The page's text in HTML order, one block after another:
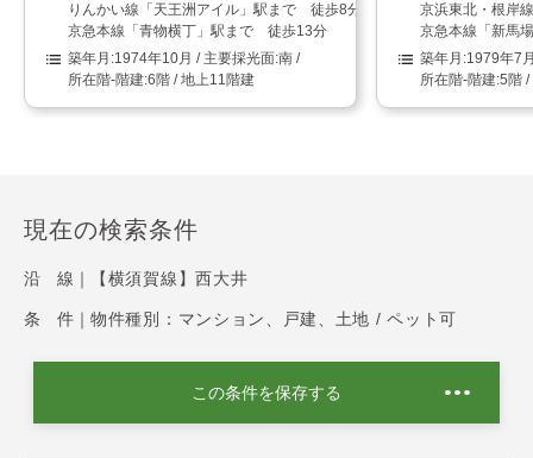
りんかい線「天王洲アイル」駅まで 徒歩8分
京急本線「青物横丁」駅まで 徒歩13分
1974年10月
南
6階 / 地上11階建
京浜東北・根岸
京急本線「新馬
1979年7
5階 /
現在の検索条件
沿 線｜ 【横須賀線】西大井
条 件｜ 物件種別：マンション、戸建、土地 / ペット可
この条件を保存する